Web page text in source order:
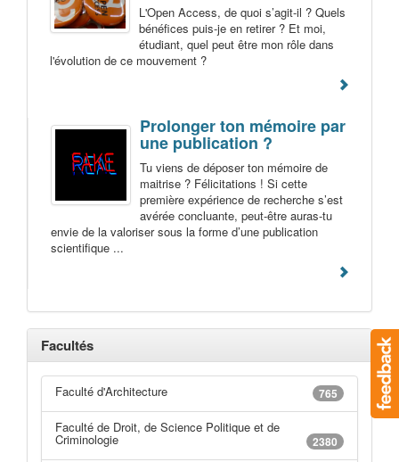
L'Open Access, de quoi s’agit-il ? Quels
bénéfices puis-je en retirer ? Et moi,
étudiant, quel peut être mon rôle dans
l'évolution de ce mouvement ?
Prolonger ton mémoire par
une publication ?
Tu viens de déposer ton mémoire de
maitrise ? Félicitations ! Si cette
première expérience de recherche s’est
avérée concluante, peut-être auras-tu
envie de la valoriser sous la forme d’une publication
scientifique ...
Facultés
Faculté d'Architecture 765
Faculté de Droit, de Science Politique et de
Criminologie 2380